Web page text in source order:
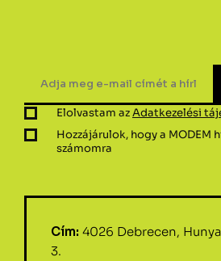
Elolvastam azAdatkezelési
Hozzájárulok, hogy a MODEM
számomra
Cím: 4026 Debrecen,
3.